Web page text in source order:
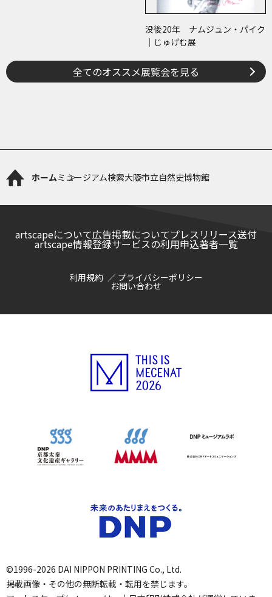
没後20年 ナムジュン・パイク
｜じゅげむ展
全てのオススメ展覧会を見る
ホームミュージアム検索大阪市立自然史博物館
artscapeについて広告掲載についてプレスリリース送付
artscape情報登録サービスの利用申込著者一覧
利用規約 プライバシーポリシー
お問い合わせ
©1996-2026 DAI NIPPON PRINTING Co., Ltd.
掲載画像・その他の無断転載・転用を禁じます。